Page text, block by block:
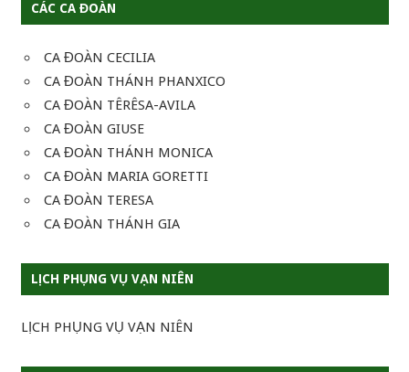
CÁC CA ĐOÀN
CA ĐOÀN CECILIA
CA ĐOÀN THÁNH PHANXICO
CA ĐOÀN TÊRÊSA-AVILA
CA ĐOÀN GIUSE
CA ĐOÀN THÁNH MONICA
CA ĐOÀN MARIA GORETTI
CA ĐOÀN TERESA
CA ĐOÀN THÁNH GIA
LỊCH PHỤNG VỤ VẠN NIÊN
LỊCH PHỤNG VỤ VẠN NIÊN